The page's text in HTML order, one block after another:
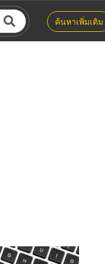
ค้นหาเพิ่มเติม